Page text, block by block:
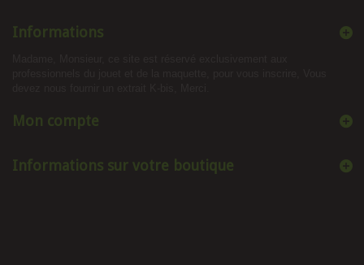
Informations
Mon compte
Informations sur votre boutique